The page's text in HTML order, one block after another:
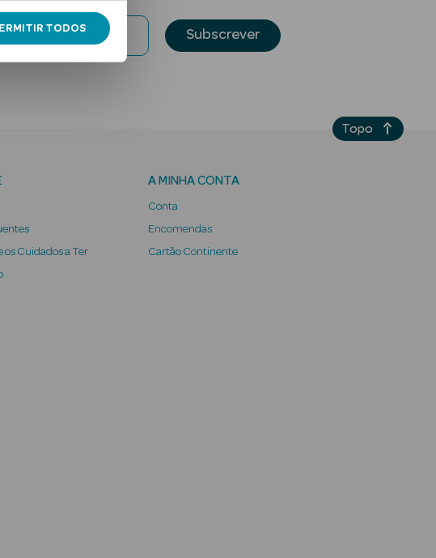
TODOS Subscrever
os Cuidados a Ter
A MINHA CONTA
Conta
Encomendas
Cartão Continente
Topo